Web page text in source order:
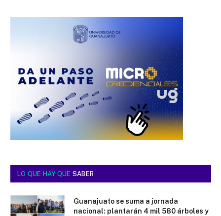
LO QUE HAY QUE SABER
Guanajuato se suma a jornada
nacional: plantarán 4 mil 580 árboles y